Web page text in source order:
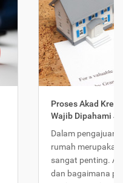
Proses Akad
Wajib Dipahami
Dalam pengajuan
rumah
sangat penting.
dan bagaimana